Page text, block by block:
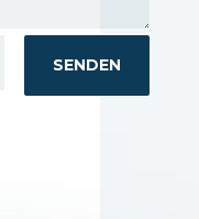
SENDEN